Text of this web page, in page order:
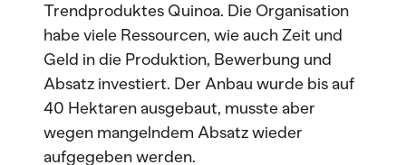
Trendproduktes Quinoa. Die Organisation
habe viele Ressourcen, wie auch Zeit und
Geld in die Produktion, Bewerbung und
Absatz investiert. Der Anbau wurde bis auf
40 Hektaren ausgebaut, musste aber
wegen mangelndem Absatz wieder
aufgegeben werden.